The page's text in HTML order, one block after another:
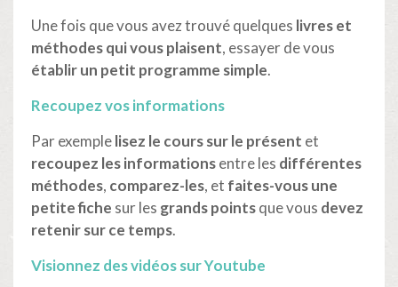
Une fois que vous avez trouvé quelques livres et
méthodes qui vous plaisent, essayer de vous
établir un petit programme simple.
Recoupez vos informations
Par exemplelisez le cours sur le présent et
recoupez les informationsentre les différentes
méthodes, comparez-les, et faites-vous une
petite fiche sur les grands pointsque vous devez
retenir sur ce temps.
Visionnez des vidéos sur Youtube